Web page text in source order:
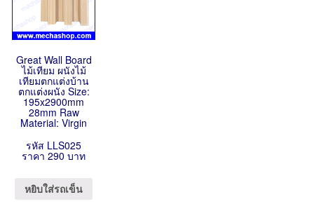
Great Wall Board
ไม้เทียม ผนังไม้
เทียมตกแต่งบ้าน
ตกแต่งผนัง Size:
195x2900mm
28mm Raw
Material: Virgin
รหัส LLS025
ราคา 290 บาท
หยิบใส่รถเข็น